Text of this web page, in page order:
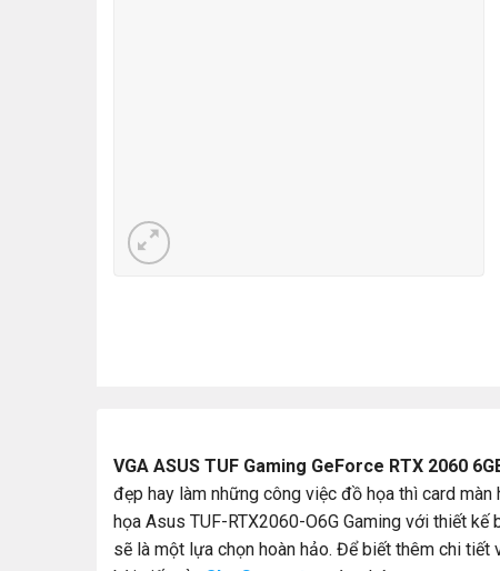
VGA ASUS TUF Gaming GeForce RTX 2060
đẹp hay làm những công việc đồ họa thì card màn
họa Asus TUF-RTX2060-O6G Gaming với thiết
sẽ là một lựa chọn hoàn hảo. Để biết thêm chi